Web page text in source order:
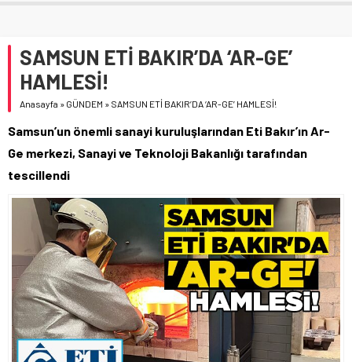
SAMSUN ETİ BAKIR’DA ‘AR-GE’
HAMLESİ!
Anasayfa » GÜNDEM » SAMSUN ETİ BAKIR’DA ‘AR-GE’ HAMLESİ!
Samsun’un önemli sanayi kuruluşlarından Eti Bakır’ın Ar-
Ge merkezi, Sanayi ve Teknoloji Bakanlığı tarafından
tescillendi